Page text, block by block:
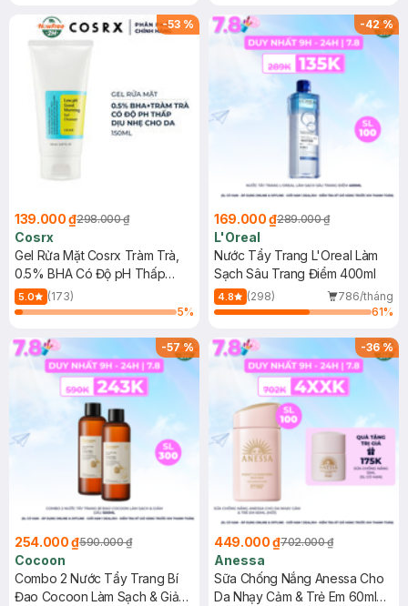
-53 %
139.000 ₫298.000 ₫
Cosrx
Gel Rửa Mặt Cosrx Tràm Trà,
0.5% BHA Có Độ pH Thấp
150ml
5.0
(173)
5%
-42%
169.000 ₫289.000 ₫
L'Oreal
Nước Tẩy Trang L'Oreal Làm
Sạch Sâu Trang Điểm 400ml
4.8 (298)
786/tháng
61%
-57%
254.000 ₫590.000 ₫
Cocoon
Combo 2 Nước Tẩy Trang Bí
Đao Cocoon Làm Sạch & Giảm
-36%
449.000 ₫702.000 ₫
Anessa
Sữa Chống Nắng Anessa Cho
Da Nhạy Cảm & Trẻ Em 60ml